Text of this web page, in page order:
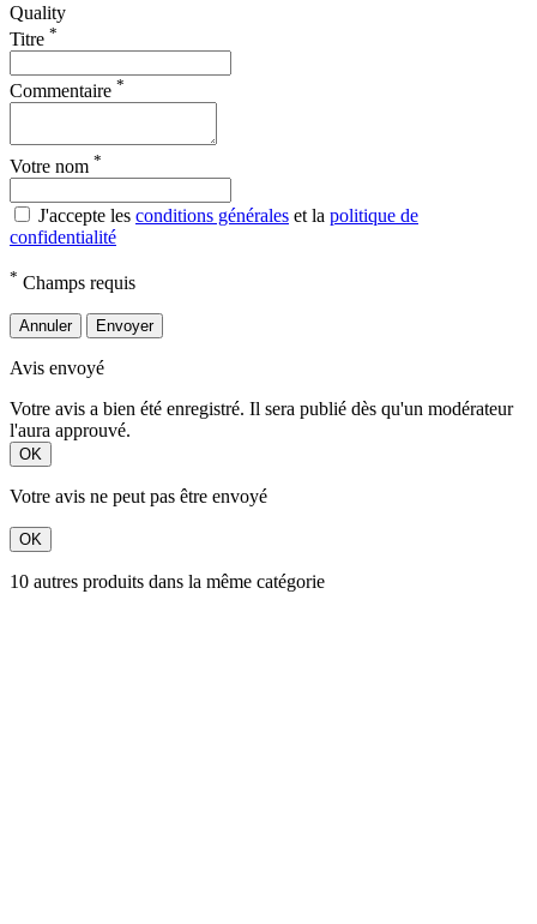
Quality
Titre *
Commentaire *
Votre nom *
J'accepte les conditions générales et la politique de
confidentialité
* Champs requis
Annuler Envoyer
Avis envoyé
Votre avis a bien été enregistré. Il sera publié dès qu'un modérateur
l'aura approuvé.
OK
Votre avis ne peut pas être envoyé
OK
10 autres produits dans la même catégorie